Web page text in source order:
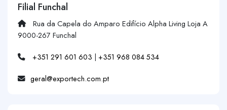
Filial Funchal
Rua da Capela do Amparo Edifício Alpha Living Loja A
9000-267 Funchal
+351 291 601 603 | +351 968 084 534
geral@exportech.com.pt